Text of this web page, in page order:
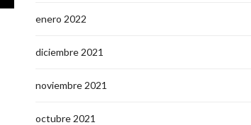
enero 2022
diciembre 2021
noviembre 2021
octubre 2021